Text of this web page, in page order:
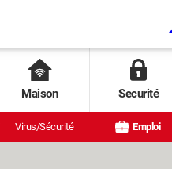
Maison Securité
Virus/Sécurité Emploi